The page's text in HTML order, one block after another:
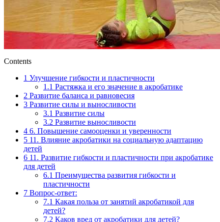
Contents
1 Улучшение гибкости и пластичности
1.1 Растяжка и его значение в акробатике
2 Развитие баланса и равновесия
3 Развитие силы и выносливости
3.1 Развитие силы
3.2 Развитие выносливости
4 6. Повышение самооценки и уверенности
5 11. Влияние акробатики на социальную адаптацию
детей
6 11. Развитие гибкости и пластичности при акробатике
для детей
6.1 Преимущества развития гибкости и
пластичности
7 Вопрос-ответ:
7.1 Какая польза от занятий акробатикой для
детей?
7.2 Каков вред от акробатики для детей?